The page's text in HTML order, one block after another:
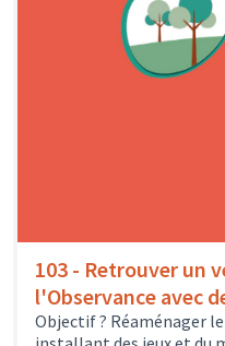
103 - Retrouver un
l'Observance avec
Objectif ? Réaménager